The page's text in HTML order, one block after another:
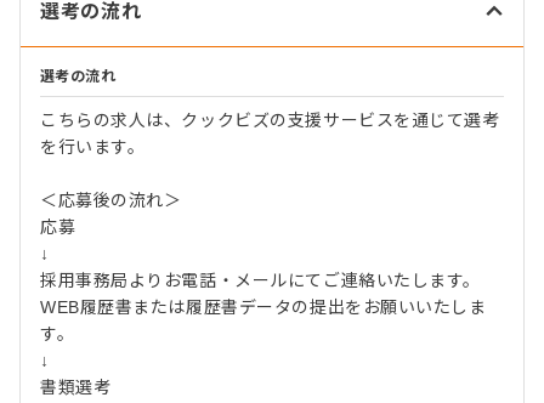
選考の流れ
選考の流れ
こちらの求人は、クックビズの支援サービスを通じて選考
を行います。
＜応募後の流れ＞
応募
↓
採用事務局よりお電話・メールにてご連絡いたします。
WEB履歴書または履歴書データの提出をお願いいたしま
す。
↓
書類選考